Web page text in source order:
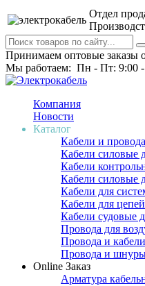
Отдел
Принимаем оптовые заказы
Мы работаем: Пн - Пт: 9:00 -
Компания
Новости
Каталог
Кабели и
Кабели силовые
Кабели
Кабели силовые
Кабели для
Кабели для
Кабели судовые
Провода для
Провода и
Провода и шнуры
Online Заказ
Арматура